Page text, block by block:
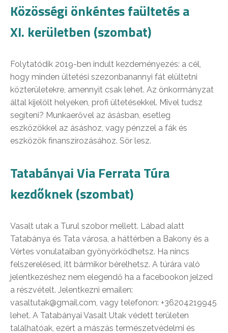
Közösségi önkéntes faültetés a
XI. kerületben (szombat)
Folytatódik 2019-ben indult kezdeményezés: a cél,
hogy minden ültetési szezonbanannyi fát elültetni
közterületekre, amennyit csak lehet. Az önkormányzat
által kijelölt helyeken, profi ültetésekkel. Mivel tudsz
segíteni? Munkaerővel az ásásban, esetleg
eszközökkel az ásáshoz, vagy pénzzel a fák és
eszközök finanszírozásához. Sör lesz.
Tatabányai Via Ferrata Túra
kezdőknek (szombat)
Vasalt utak a Turul szobor mellett. Lábad alatt
Tatabánya és Tata városa, a háttérben a Bakony és a
Vértes vonulataiban gyönyörködhetsz. Ha nincs
felszerelésed, itt bármikor bérelhetsz. A túrára való
jelentkezéshez nem elegendő ha a facebookon jelzed
a részvételt. Jelentkezni emailen:
vasaltutak@gmail.com, vagy telefonon: +36204219945
lehet. A Tatabányai Vasalt Utak védett területen
találhatóak, ezért a mászás természetvédelmi és